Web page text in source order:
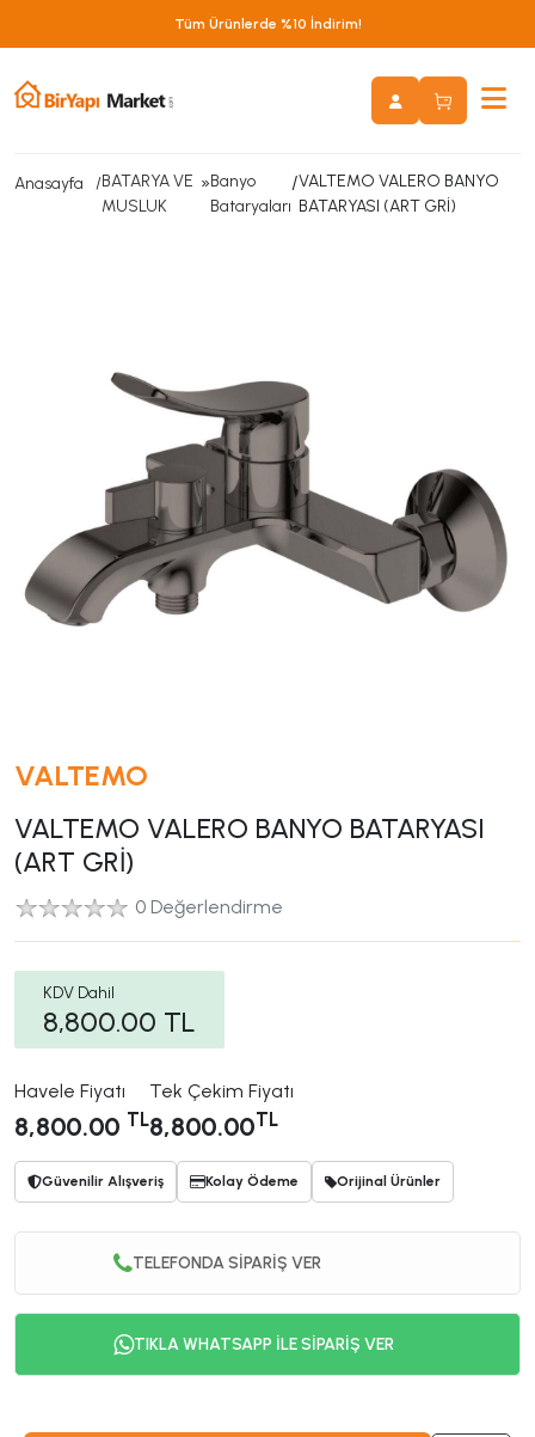
Tüm Ürünlerde %10 İndirim!
Anasayfa
BATARYA VE
MUSLUK
»Banyo
Bataryaları
/VALTEMO VALERO BANYO
BATARYASI (ART GRİ)
VALTEMO
VALTEMO VALERO BANYO BATARYASI
(ART GRİ)
0 Değerlendirme
KDV Dahil
8,800.00 TL
Havele Fiyatı
8,800.00 TL
Tek Çekim Fiyatı
8,800.00TL
Güvenilir Alışveriş Kolay Ödeme Orijinal Ürünler
TELEFONDA SİPARİŞ VER
TIKLA WHATSAPP İLE SİPARİŞ VER